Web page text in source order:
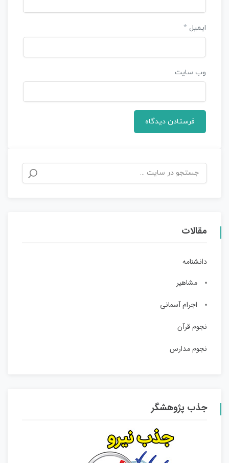
ایمیل *
وب‌ سایت
مقالات
دانشنامه
مشاهیر
اجرام آسمانی
نجوم قرآن
نجوم مدارس
جذب پژوهشگر